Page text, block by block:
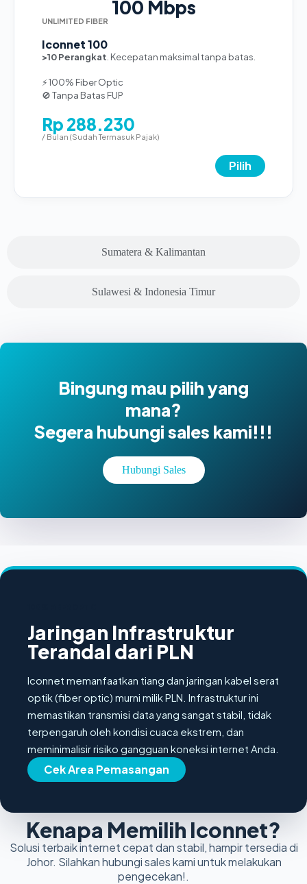
Sumatera & Kalimantan
Sulawesi & Indonesia Timur
100 Mbps
UNLIMITED FIBER
Iconnet 100
>10 Perangkat . Kecepatan maksimal tanpa batas.
⚡ 100% Fiber Optic
🚫 Tanpa Batas FUP
Rp 288.230
/ Bulan (Sudah Termasuk Pajak)
Pilih
Bingung mau pilih yang
mana?
Segera hubungi sales kami!!!
Hubungi Sales
Jaringan Infrastruktur
Terandal dari PLN
Iconnet memanfaatkan tiang dan jaringan kabel serat
optik (fiber optic) murni milik PLN. Infrastruktur ini
memastikan transmisi data yang sangat stabil, tidak
terpengaruh oleh kondisi cuaca ekstrem, dan
meminimalisir risiko gangguan koneksi internet Anda.
Cek Area Pemasangan
Kenapa Memilih Iconnet?
Solusi terbaik internet cepat dan stabil, hampir tersedia di
Johor. Silahkan hubungi sales kami untuk melakukan
pengecekan!.